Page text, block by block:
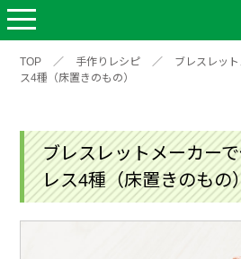
TOP ／ 手作りレシピ ／
ブレスレッ
ス4種（床置きのもの）
ブレスレットメーカー
レス4種（床置きのもの